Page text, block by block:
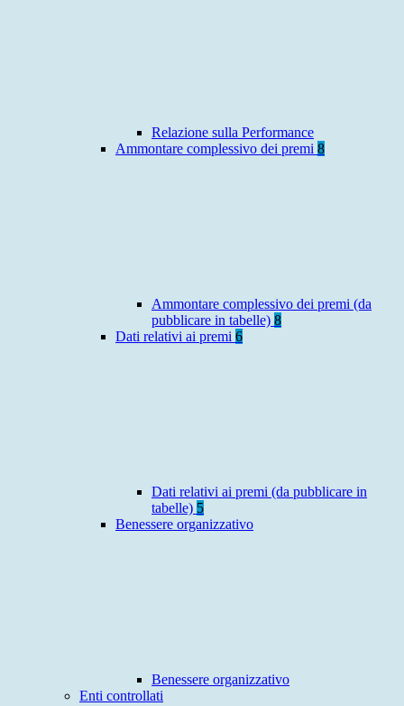
Relazione sulla Performance
Ammontare complessivo dei premi 8
Ammontare complessivo dei premi (da
pubblicare in tabelle) 8
Dati relativi ai premi 6
Dati relativi ai premi (da pubblicare in
tabelle) 5
Benessere organizzativo
Benessere organizzativo
Enti controllati